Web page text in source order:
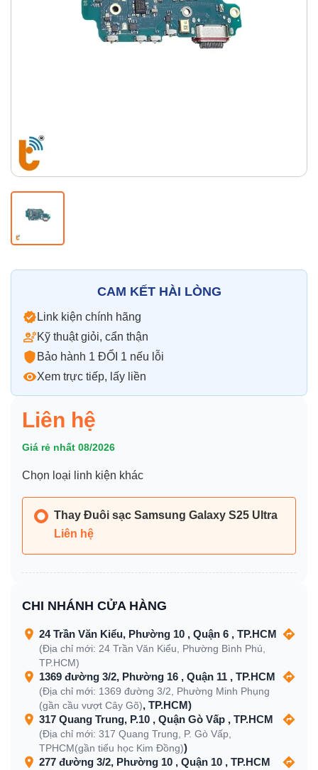
Thay pin
Pin Oppo
CAM KẾT HÀI LÒNG
Link kiện chính hãng
Kỹ thuật giỏi, cẩn thận
Bảo hành 1 ĐỔI 1 nếu lỗi
Xem trực tiếp, lấy liền
Liên hệ
Giá rẻ nhất 08/2026
Chọn loại linh kiện khác
Thay Đuôi sạc Samsung Galaxy S25 Ultra
Liên hệ
CHI NHÁNH CỬA HÀNG
24 Trần Văn Kiểu, Phường 10 , Quận 6 , TP.HCM
(Địa chỉ mới: 24 Trần Văn Kiểu, Phường Bình Phú,
TP.HCM)
1369 đường 3/2, Phường 16 , Quận 11 , TP.HCM
(Địa chỉ mới: 1369 đường 3/2, Phường Minh Phụng
(gần cầu vượt Cây Gõ), TP.HCM)
317 Quang Trung, P.10 , Quận Gò Vấp , TP.HCM
(Địa chỉ mới: 317 Quang Trung, P. Gò Vấp,
TPHCM(gần tiểu học Kim Đồng))
277 đường 3/2, Phường 10 , Quận 10 , TP.HCM